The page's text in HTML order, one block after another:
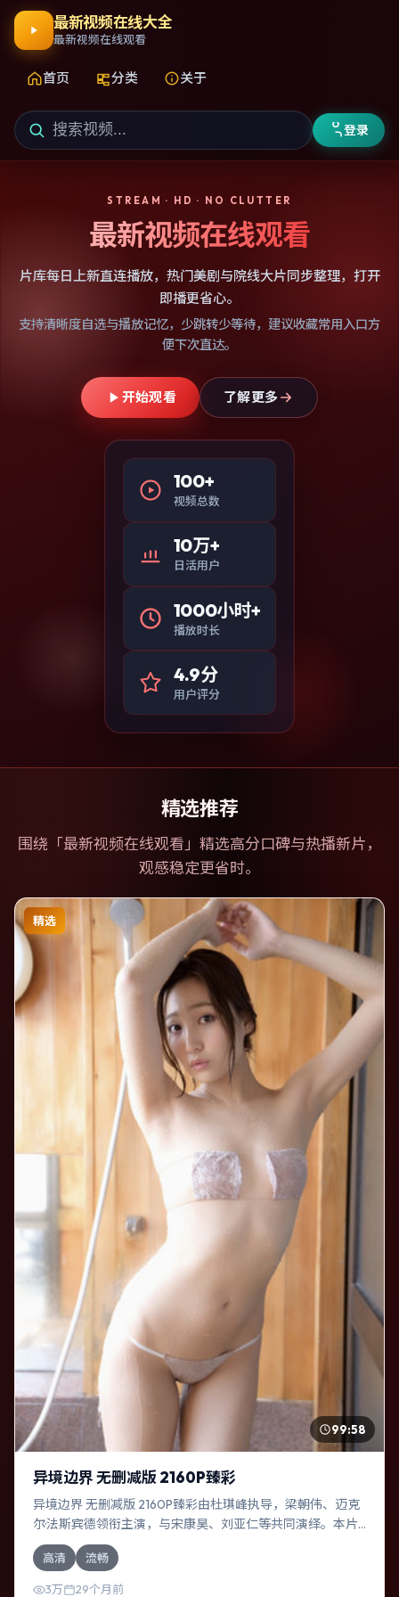
最新视频在线大全
最新视频在线观看
首页 分类 关于
登录
STREAM · HD · NO CLUTTER
最新视频在线观看
片库每日上新直连播放，热门美剧与院线大片同步整理，打开
即播更省心。
支持清晰度自选与播放记忆，少跳转少等待，建议收藏常用入口方
便下次直达。
开始观看 了解更多
100+
视频总数
10万+
日活用户
1000小时+
播放时长
4.9分
用户评分
精选推荐
围绕「最新视频在线观看 」精选高分口碑与热播新片，
观感稳定更省时。
精选
99:58
异境边界 无删减版 2160P臻彩
异境边界 无删减版 2160P臻彩由杜琪峰执导，梁朝伟、迈克
尔·法斯宾德领衔主演，与宋康昊、刘亚仁等共同演绎。本片
为战争类型，主要班底与取景来自加拿大。时间循环困住主
角，每一次醒来规则都在改变。影片整体气质温暖，节奏紧
凑，人物动机清晰，适合喜欢强情节与细腻表演的观众。
高清 流畅
3万 29个月前